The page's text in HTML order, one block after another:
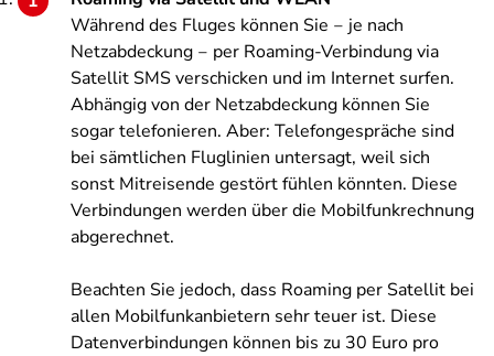
Während des Fluges können Sie ‒ je nach
Netzabdeckung ‒ per Roaming-Verbindung via
Satellit SMS verschicken und im Internet surfen.
Abhängig von der Netzabdeckung können Sie
sogar telefonieren. Aber: Telefongespräche sind
bei sämtlichen Fluglinien untersagt, weil sich
sonst Mitreisende gestört fühlen könnten. Diese
Verbindungen werden über die Mobilfunkrechnung
abgerechnet.
Beachten Sie jedoch, dass Roaming per Satellit bei
allen Mobilfunkanbietern sehr teuer ist. Diese
Datenverbindungen können bis zu 30 Euro pro